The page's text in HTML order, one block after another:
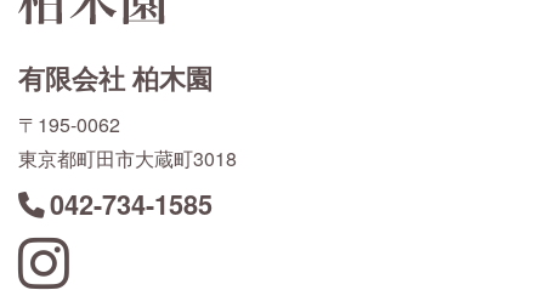
有限会社 柏木園
〒195-0062
東京都町田市大蔵町3018
042-734-1585
Instagram